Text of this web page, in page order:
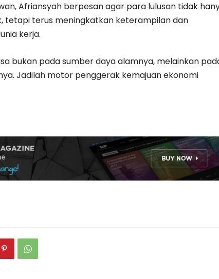
Afriansyah berpesan agar para lulusan tidak
tetapi terus meningkatkan keterampilan dan
kerja.
bukan pada sumber daya alamnya, melainkan
Jadilah motor penggerak kemajuan ekonomi